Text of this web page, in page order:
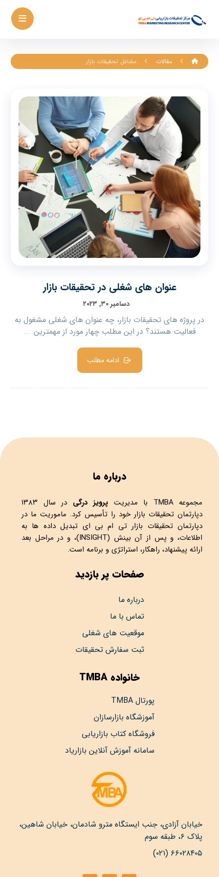
مقالات مشاغل تحقیقات بازار
عنوان های شغلی در تحقیقات بازار
دسامبر ۳۰, ۲۰۲۳
در پروژه های تحقیقات بازار، چه عنوان های شغلی مشغول به
فعالیت هستند؟ در این مطلب چهار مورد از مهمترین ...
ادامه مطلب
درباره ما
مجموعهTMBA با مدیریت پرویز درگی
در سال ۱۳۸۳
دپارتمان تحقیقات بازار خود را تأسیس کرد. ماموریت ما در
دپارتمان تحقیقات بازار تی ام بی ای تبدیل داده ها به
اطلاعات، و پس از آن بینش (INSIGHT)، و در مراحل بعد
ارائه پیشنهاد، راهکار، استراتژی و برنامه است.
صفحات پر بازدید
درباره ما
تماس با ما
موقعیت های شغلی
ثبت سفارش تحقیقات
خانواده TMBA
پورتال TMBA
آموزشگاه بازارسازان
فروشگاه کتاب بازاریابی
سامانه آموزش آنلاین بازاریاد
خیابان آزادی، جنب ایستگاه مترو شادمان، خیابان شاهین،
پلاک ۶، طبقه سوم
۶۶۰۲۸۴۰۵ (۰۲۱)